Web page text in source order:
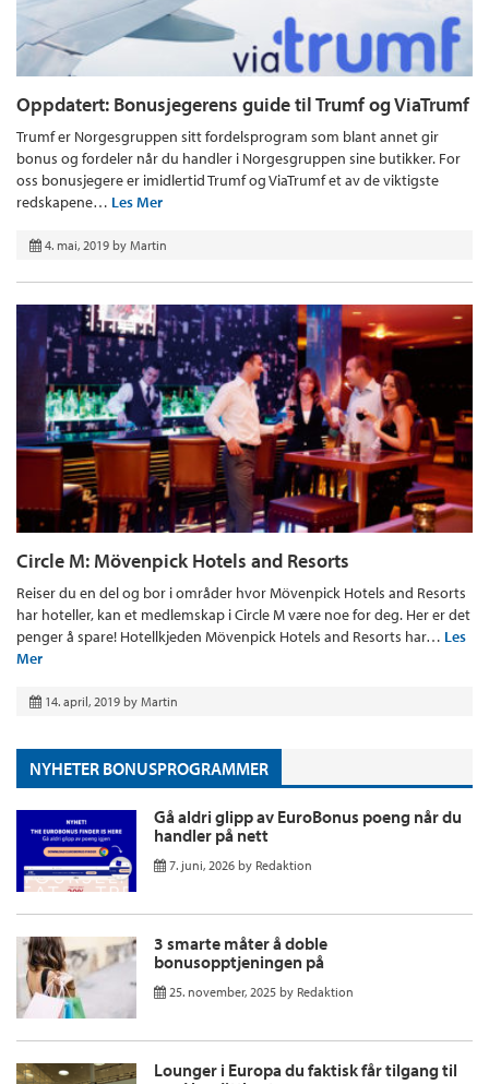
Oppdatert: Bonusjegerens guide til Trumf og ViaTrumf
Trumf er Norgesgruppen sitt fordelsprogram som blant annet gir
bonus og fordeler når du handler i Norgesgruppen sine butikker. For
oss bonusjegere er imidlertid Trumf og ViaTrumf et av de viktigste
redskapene… Les Mer
4. mai, 2019 by Martin
Circle M: Mövenpick Hotels and Resorts
Reiser du en del og bor i områder hvor Mövenpick Hotels and Resorts
har hoteller, kan et medlemskap i Circle M være noe for deg. Her er det
penger å spare! Hotellkjeden Mövenpick Hotels and Resorts har… Les
Mer
14. april, 2019 by Martin
NYHETER BONUSPROGRAMMER
Gå aldri glipp av EuroBonus poeng når du
handler på nett
7. juni, 2026 by Redaktion
3 smarte måter å doble
bonusopptjeningen på
25. november, 2025 by Redaktion
Lounger i Europa du faktisk får tilgang til